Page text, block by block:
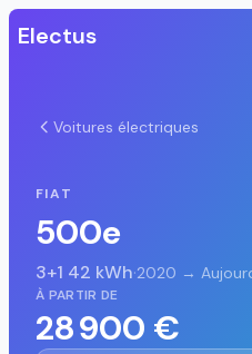
Electus
Voitures électriques
FIAT
500e
3+1 42 kWh·2020 →
À PARTIR DE
28 900 €